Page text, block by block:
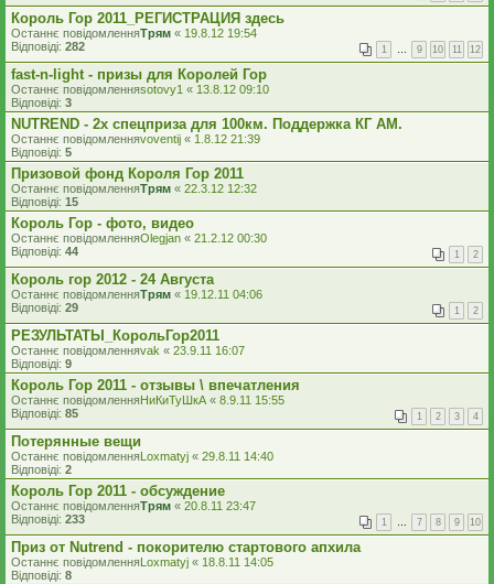
Король Гор 2011_РЕГИСТРАЦИЯ здесь
Останнє повідомленняТрям « 19.8.12 19:54
Відповіді: 282 1 … 9 10 11 12
fast-n-light - призы для Королей Гор
Останнє повідомленняsotovy1 « 13.8.12 09:10
Відповіді: 3
NUTREND - 2х спецприза для 100км. Поддержка КГ АМ.
Останнє повідомленняvoventij « 1.8.12 21:39
Відповіді: 5
Призовой фонд Короля Гор 2011
Останнє повідомленняТрям « 22.3.12 12:32
Відповіді: 15
Король Гор - фото, видео
Останнє повідомленняOlegjan « 21.2.12 00:30
Відповіді: 44 1 2
Король гор 2012 - 24 Августа
Останнє повідомленняТрям « 19.12.11 04:06
Відповіді: 29 1 2
РЕЗУЛЬТАТЫ_КорольГор2011
Останнє повідомленняvak « 23.9.11 16:07
Відповіді: 9
Король Гор 2011 - отзывы \ впечатления
Останнє повідомленняНиКиТуШкА « 8.9.11 15:55
Відповіді: 85 1 2 3 4
Потерянные вещи
Останнє повідомленняLoxmatyj « 29.8.11 14:40
Відповіді: 2
Король Гор 2011 - обсуждение
Останнє повідомленняТрям « 20.8.11 23:47
Відповіді: 233 1 … 7 8 9 10
Приз от Nutrend - покорителю стартового апхила
Останнє повідомленняLoxmatyj « 18.8.11 14:05
Відповіді: 8